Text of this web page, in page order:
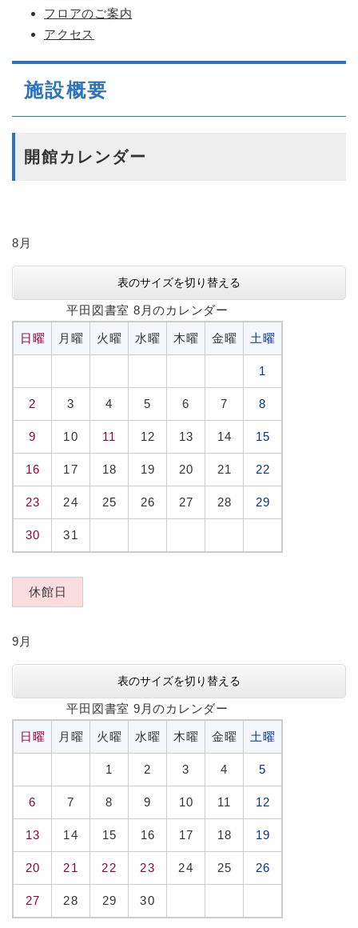
フロアのご案内
アクセス
施設概要
開館カレンダー
8月
表のサイズを切り替える
平田図書室 8月のカレンダー
日曜 月曜 火曜 水曜 木曜 金曜 土曜
1
2 3 4 5 6 7 8
9 10 11 12 13 14 15
16 17 18 19 20 21 22
23 24 25 26 27 28 29
30 31
休館日
9月
表のサイズを切り替える
平田図書室 9月のカレンダー
日曜 月曜 火曜 水曜 木曜 金曜 土曜
1 2 3 4 5
6 7 8 9 10 11 12
13 14 15 16 17 18 19
20 21 22 23 24 25 26
27 28 29 30